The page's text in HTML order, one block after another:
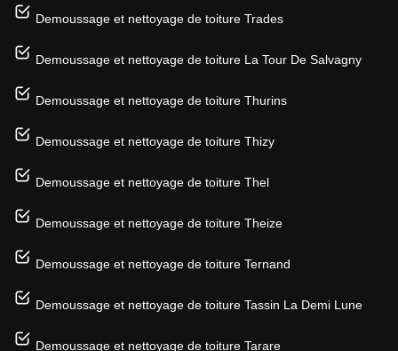
Demoussage et nettoyage de toiture Trades
Demoussage et nettoyage de toiture La Tour De Salvagny
Demoussage et nettoyage de toiture Thurins
Demoussage et nettoyage de toiture Thizy
Demoussage et nettoyage de toiture Thel
Demoussage et nettoyage de toiture Theize
Demoussage et nettoyage de toiture Ternand
Demoussage et nettoyage de toiture Tassin La Demi Lune
Demoussage et nettoyage de toiture Tarare